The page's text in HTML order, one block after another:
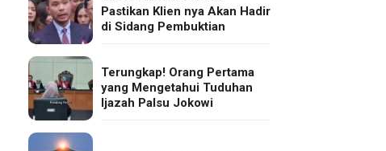
Pastikan Klien nya Akan Hadir
di Sidang Pembuktian
Terungkap! Orang Pertama
yang Mengetahui Tuduhan
Ijazah Palsu Jokowi